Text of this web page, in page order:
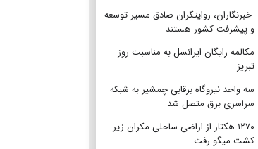
‌ خبرنگاران، روایتگران صادق مسیر توسعه
و پیشرفت کشور هستند
مکالمه رایگان ایرانسل به مناسبت روز
تبریز
سه واحد نیروگاه برقابی چمشیر به شبکه
سراسری برق متصل شد
۱۲۷۰ هکتار از اراضی ساحلی مکران زیر
کشت میگو رفت